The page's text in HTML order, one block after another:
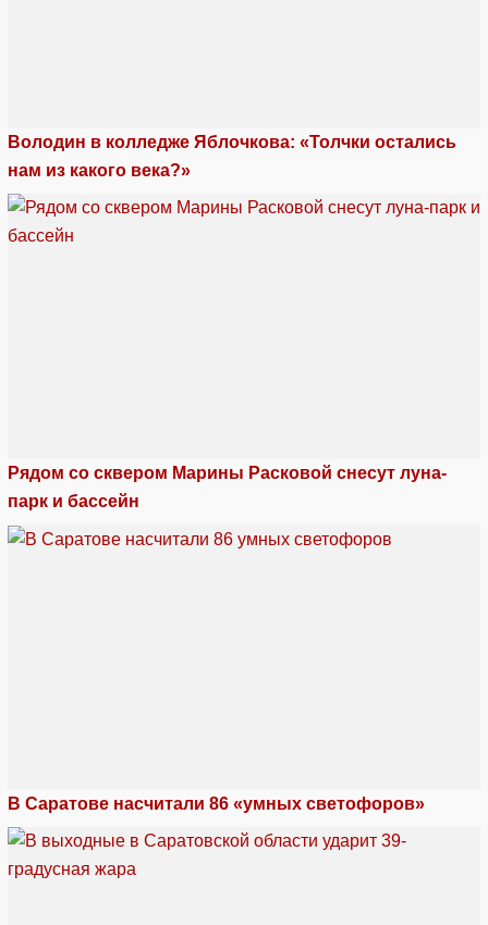
Володин в колледже Яблочкова: «Толчки остались
нам из какого века?»
Рядом со сквером Марины Расковой снесут луна-
парк и бассейн
В Саратове насчитали 86 «умных светофоров»